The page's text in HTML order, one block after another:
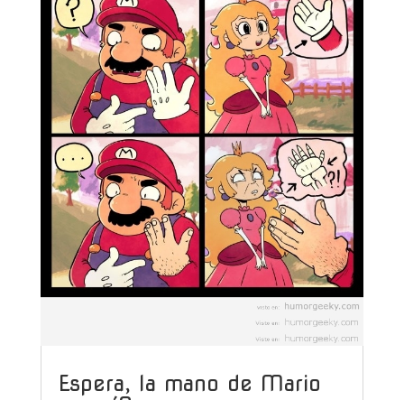
Espera, la mano de Mario